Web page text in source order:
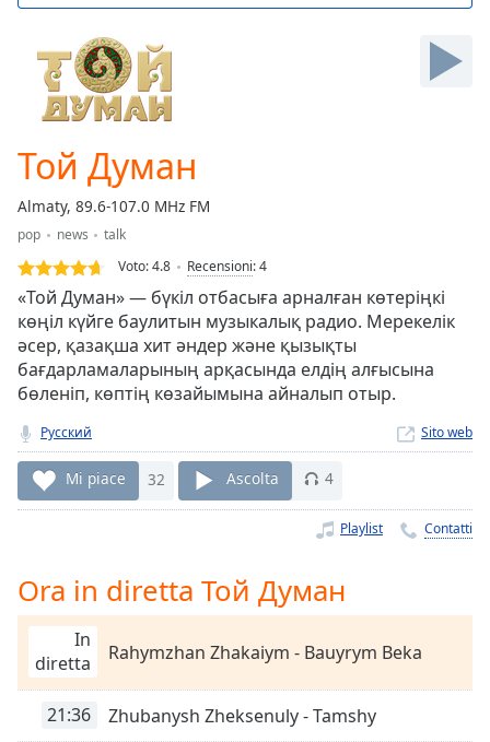
Skip
Skip
Forward
Current
-:-
Loaded:
0.00%
Stream
Type LIVE
Seek to
live,
currently
behind
liveLIVE
Remaining
Time-
1x
Chapters
Chapters
Descriptions
descriptions
Той Думан
Almaty, 89.6-107.0 MHz FM
pop news
talk
Voto:4.8 Recensioni:4
«Той Думан» — бүкіл отбасыға арналған көтеріңкі
көңіл күйге баулитын музыкалық радио. Мерекелік
әсер, қазақша хит әндер және қызықты
бағдарламаларының арқасында елдің алғысына
бөленіп, көптің көзайымына айналып отыр.
Русский Sito web
Mi piace 32 Ascolta 4
Playlist Contatti
Ora in diretta Той Думан
In
diretta
Rahymzhan Zhakaiym - Bauyrym Beka
21:36 Zhubanysh Zheksenuly - Tamshy